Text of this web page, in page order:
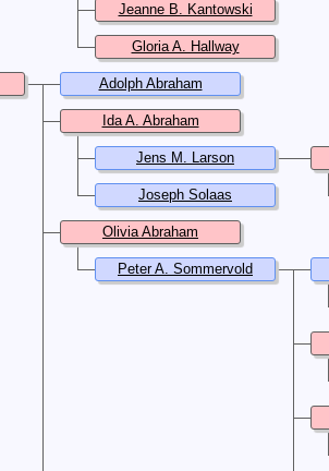
Jeanne B. Kantowski
Gloria A. Hallway
Adolph Abraham
Ida A. Abraham
Jens M. Larson
Joseph Solaas
Olivia Abraham
Peter A. Sommervold